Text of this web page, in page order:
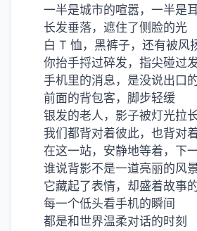
一半是城市的喧嚣，一半是
长发垂落，遮住了侧脸的光
白 T 恤，黑裤子，还有被风
你抬手捋过碎发，指尖碰过
手机里的消息，是没说出口
前面的背包客，脚步轻缓
银发的老人，影子被灯光拉
我们 都背对着彼此，也背对
在这一站，安静地等着，下
谁说背影不是一道亮丽的风景
它藏起了表情，却盛着故事
每一个低头看手机的瞬间
都是和世界温柔对话的时刻